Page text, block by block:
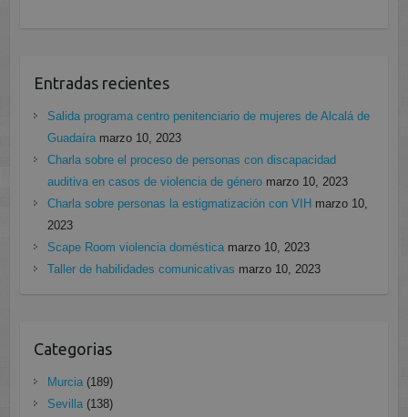
Entradas recientes
Salida programa centro penitenciario de mujeres de Alcalá de
Guadaíra marzo 10, 2023
Charla sobre el proceso de personas con discapacidad
auditiva en casos de violencia de género marzo 10, 2023
Charla sobre personas la estigmatización con VIH marzo 10,
2023
Scape Room violencia doméstica marzo 10, 2023
Taller de habilidades comunicativas marzo 10, 2023
Categorias
Murcia(189)
Sevilla(138)